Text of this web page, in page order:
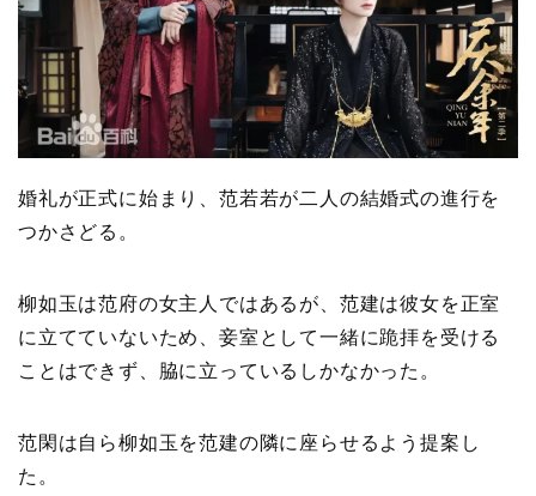
婚礼が正式に始まり、范若若が二人の結婚式の進行を
つかさどる。
柳如玉は范府の女主人ではあるが、范建は彼女を正室
に立てていないため、妾室として一緒に跪拝を受ける
ことはできず、脇に立っているしかなかった。
范閑は自ら柳如玉を范建の隣に座らせるよう提案し
た。